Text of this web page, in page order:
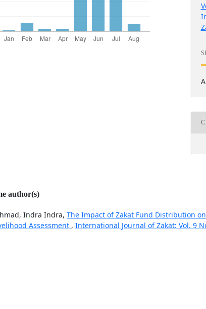
author(s)
Indra Indra, The Impact of Zakat Fund Distribution on
Assessment , International Journal of Zakat: Vol. 9